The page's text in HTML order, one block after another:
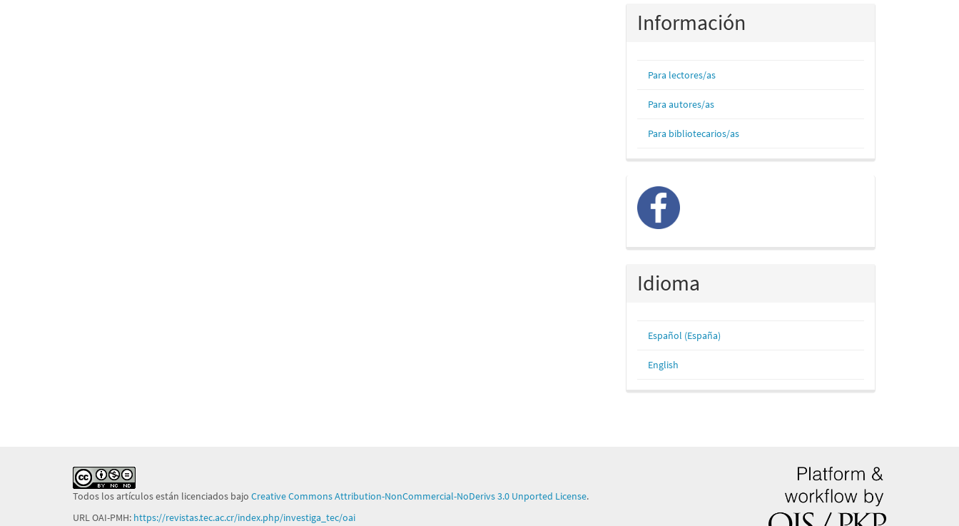
Información
Para lectores/as
Para autores/as
Para bibliotecarios/as
facebook
Idioma
Español (España)
English
Todos los artículos están licenciados bajo Creative Commons Attribution-NonCommercial-NoDerivs 3.0 Unported License.
URL OAI-PMH: https://revistas.tec.ac.cr/index.php/investiga_tec/oai